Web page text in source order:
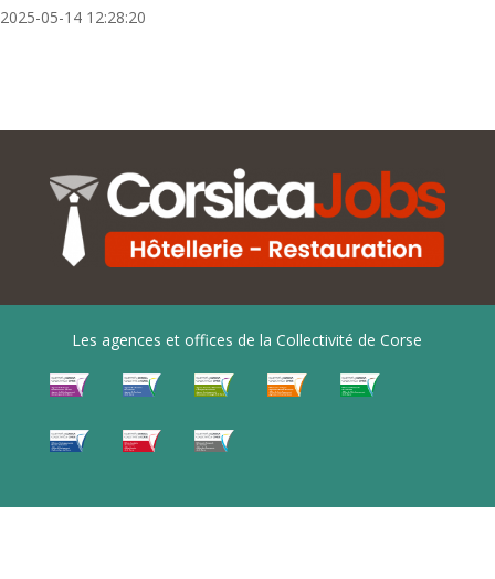
2025-05-14 12:28:20
Les agences et offices de la Collectivité de Corse